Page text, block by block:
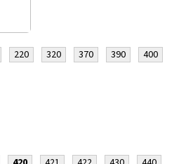
220 320 370 390 400